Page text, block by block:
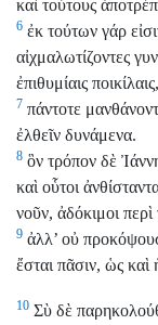
καὶ τούτους
6 ἐκ τούτων γάρ
αἰχμαλωτίζοντες
ἐπιθυμίαις ποικίλαις,
7 πάντοτε
ἐλθεῖν δυνάμενα.
8 ὃν τρόπον δὲ
καὶ οὗτοι
νοῦν, ἀδόκιμοι περὶ
9 ἀλλ’ οὐ
ἔσται πᾶσιν, ὡς καὶ
10 Σὺ δὲ